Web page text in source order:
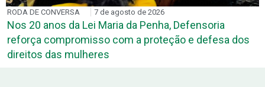
RODA DE CONVERSA 7 de agosto de 2026
Nos 20 anos da Lei Maria da Penha, Defensoria
reforça compromisso com a proteção e defesa dos
direitos das mulheres